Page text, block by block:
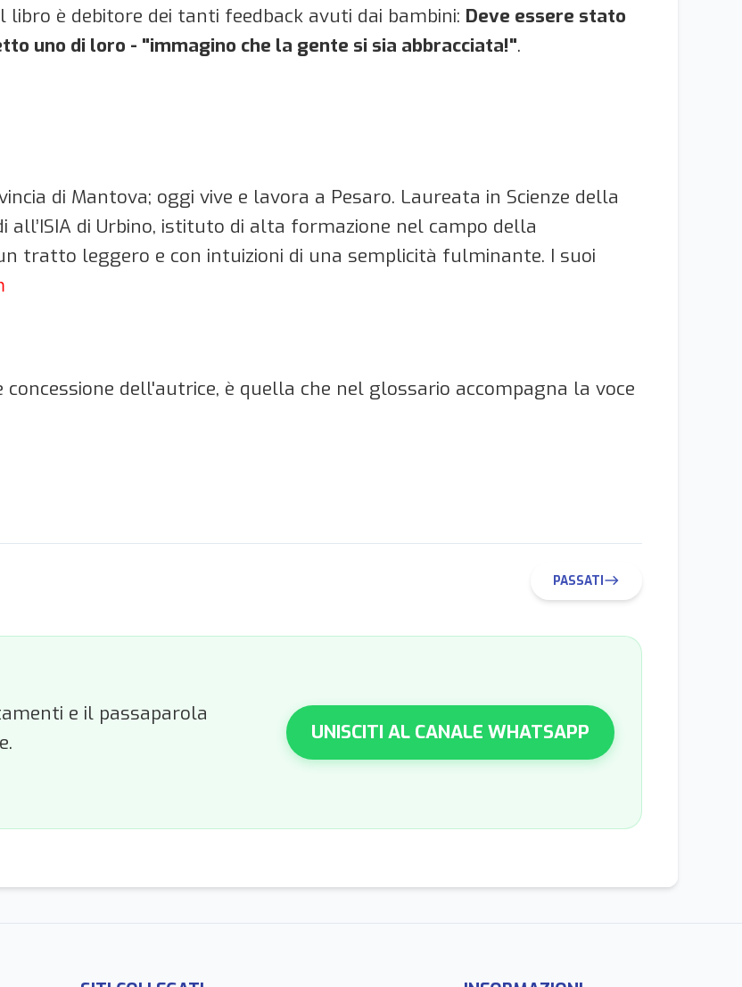
libro è debitore dei tanti feedback avuti dai bambini: Deve essere stato
uno di loro - "immagino che la gente si sia abbracciata!".
di Mantova; oggi vive e lavora a Pesaro. Laureata in Scienze della
di Urbino, istituto di alta formazione nel campo della
tratto leggero e con intuizioni di una semplicità fulminante. I suoi
dell'autrice, è quella che nel glossario accompagna la voce
PASSATIeast
e il passaparola
UNISCITI AL CANALE WHATSAPP